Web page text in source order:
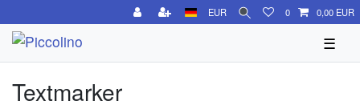
EUR 0 0,00 EUR
☰
Textmarker